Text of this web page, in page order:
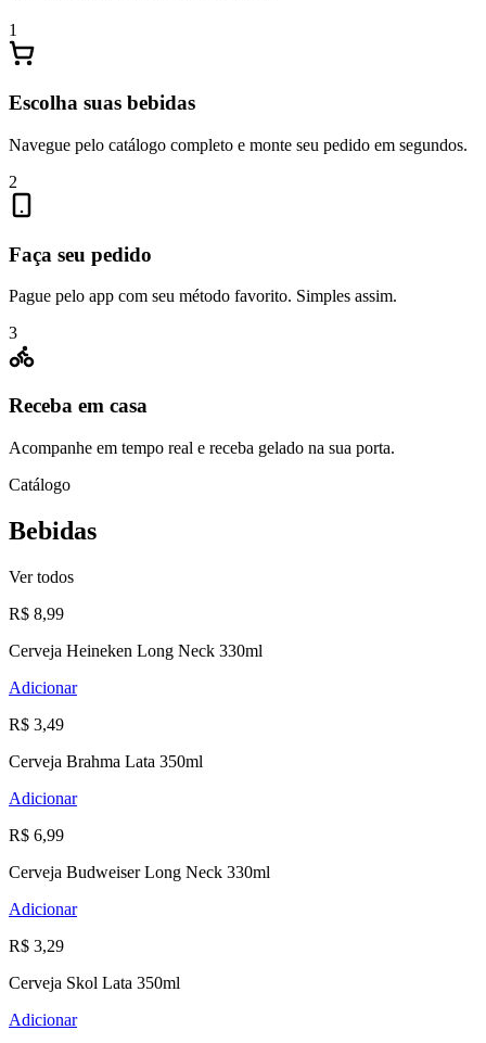
1
Escolha suas bebidas
Navegue pelo catálogo completo e monte seu pedido em segundos.
2
Faça seu pedido
Pague pelo app com seu método favorito. Simples assim.
3
Receba em casa
Acompanhe em tempo real e receba gelado na sua porta.
Catálogo
Bebidas
Ver todos
R$ 8,99
Cerveja Heineken Long Neck 330ml
Adicionar
R$ 3,49
Cerveja Brahma Lata 350ml
Adicionar
R$ 6,99
Cerveja Budweiser Long Neck 330ml
Adicionar
R$ 3,29
Cerveja Skol Lata 350ml
Adicionar